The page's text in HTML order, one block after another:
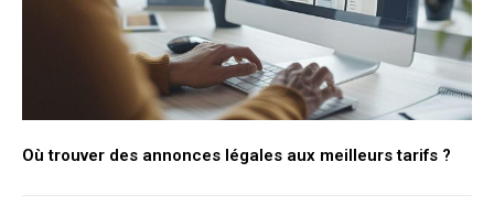
Où trouver des annonces légales aux meilleurs tarifs ?